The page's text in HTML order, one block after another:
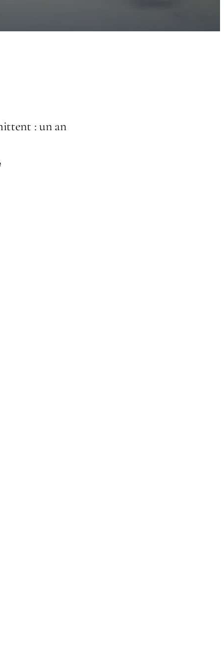
: un an